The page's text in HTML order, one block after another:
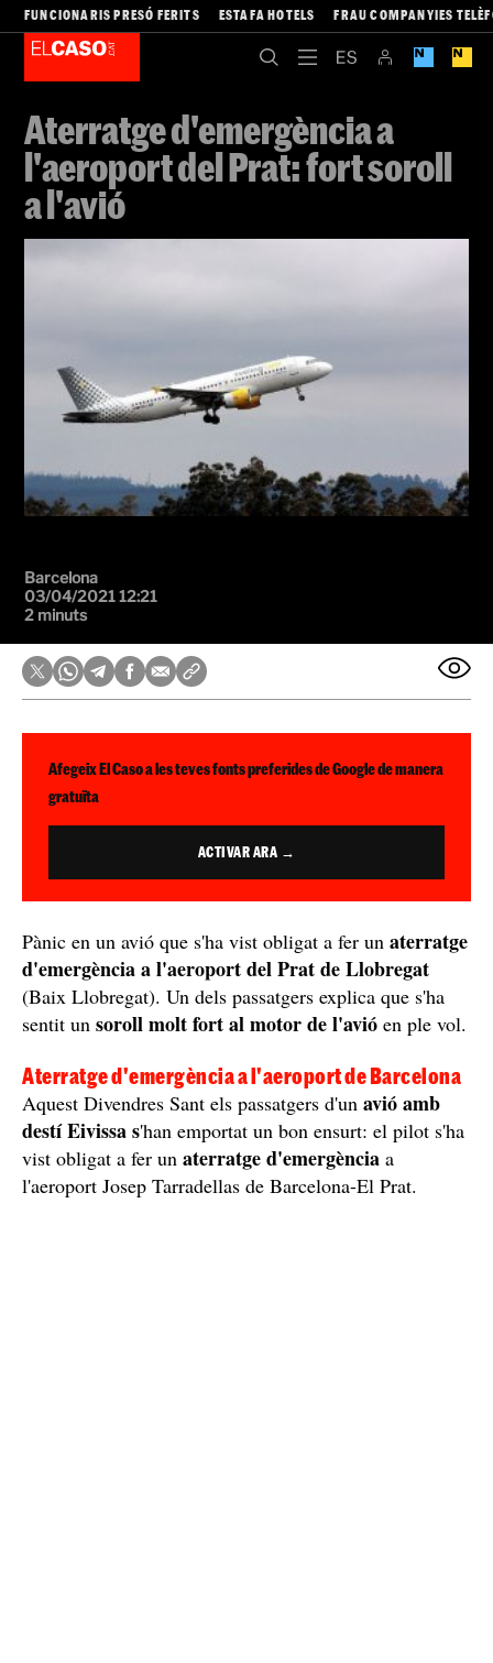
FUNCIONARIS PRESÓ FERITS ESTAFA HOTELS FRAU COMPANYIES
Aterratge d'emergència a
l'aeroport del Prat: fort soroll
a l'avió
Barcelona
03/04/2021 12:21
2 minuts
Afegeix El Caso a les teves fonts preferides de Google de manera
gratuïta
ACTIVAR ARA →
Pànic en un avió que s'ha vist obligat a fer un aterratge
d'emergència a l'aeroport del Prat de Llobregat
(Baix Llobregat). Un dels passatgers explica que s'ha
sentit un soroll molt fort al motor de l'avió en ple vol.
Aterratge d'emergència a l'aeroport de Barcelona
Aquest Divendres Sant els passatgers d'un avió amb
destí Eivissa s'han emportat un bon ensurt: el pilot s'ha
vist obligat a fer un aterratge d'emergència a
l'aeroport Josep Tarradellas de Barcelona-El Prat.